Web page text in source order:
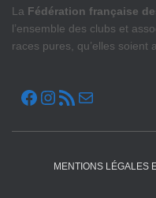
La Fédération française
l’ensemble des clubs et
races pures, qu’elles soient
FACEBOOK INSTAGRAM FLUX RSS
MENTIONS LÉGALES